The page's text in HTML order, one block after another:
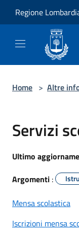
Regione
Home > Altre
Servizi
Ultimo
Argomenti :
Mensa scolastica
Iscrizioni mensa